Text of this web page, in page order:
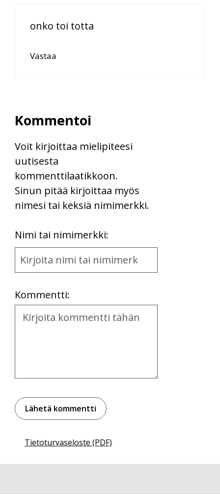
onko toi totta
Vastaa
Kommentoi
Voit kirjoittaa mielipiteesi
uutisesta
kommenttilaatikkoon.
Sinun pitää kirjoittaa myös
nimesi tai keksiä nimimerkki.
Nimi tai nimimerkki:
Name
and
Kommentti:
Kommentti
Tietoturvaseloste (PDF)